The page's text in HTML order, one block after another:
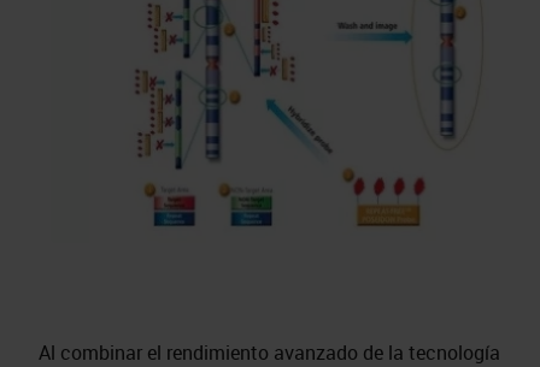
Al combinar el rendimiento avanzado de la tecnología